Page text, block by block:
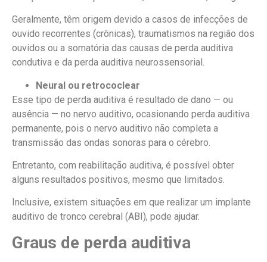
Geralmente, têm origem devido a casos de infecções de
ouvido recorrentes (crônicas), traumatismos na região dos
ouvidos ou a somatória das causas de perda auditiva
condutiva e da perda auditiva neurossensorial.
Neural ou retrococlear
Esse tipo de perda auditiva é resultado de dano — ou
ausência — no nervo auditivo, ocasionando perda auditiva
permanente, pois o nervo auditivo não completa a
transmissão das ondas sonoras para o cérebro.
Entretanto, com reabilitação auditiva, é possível obter
alguns resultados positivos, mesmo que limitados.
Inclusive, existem situações em que realizar um implante
auditivo de tronco cerebral (ABI), pode ajudar.
Graus de perda auditiva